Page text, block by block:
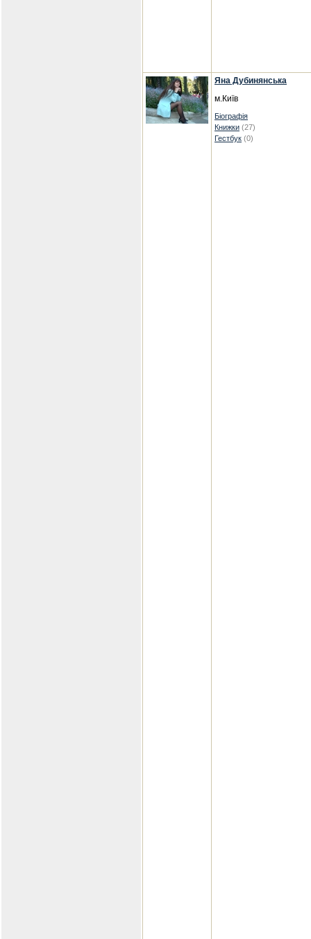
Яна Дубинянська
м.Київ
Біографія
Книжки (27)
Гестбук (0)